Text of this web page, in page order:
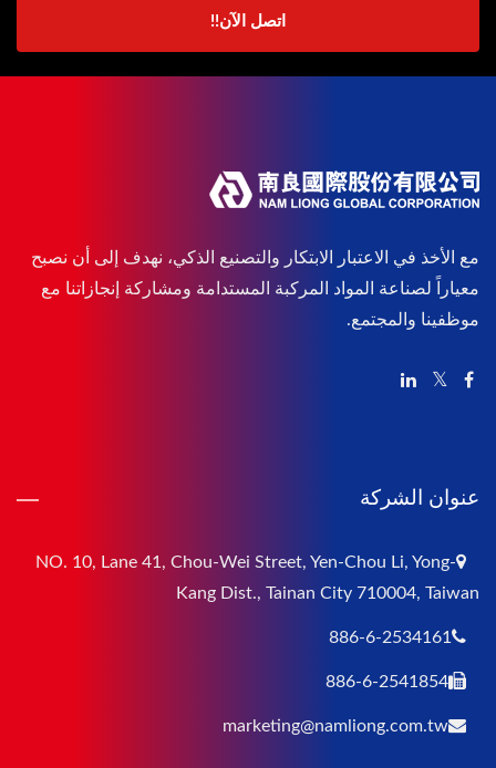
اتصل الآن!!
مع الأخذ في الاعتبار الابتكار والتصنيع الذكي، نهدف إلى أن نصبح
معياراً لصناعة المواد المركبة المستدامة ومشاركة إنجازاتنا مع
موظفينا والمجتمع.
عنوان الشركة
NO. 10, Lane 41, Chou-Wei Street, Yen-Chou Li, Yong-
Kang Dist., Tainan City 710004, Taiwan
886-6-2534161
886-6-2541854
marketing@namliong.com.tw